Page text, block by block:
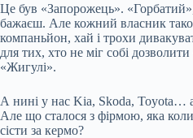
Це був «Запорожець».
бажаєш. Але кожний власник
компаньйон, хай і трохи
для тих, хто не міг собі
«Жигулі».
А нині у нас Kia, Skoda, Toyota… а
Але що сталося з фірмою, яка
сісти за кермо?